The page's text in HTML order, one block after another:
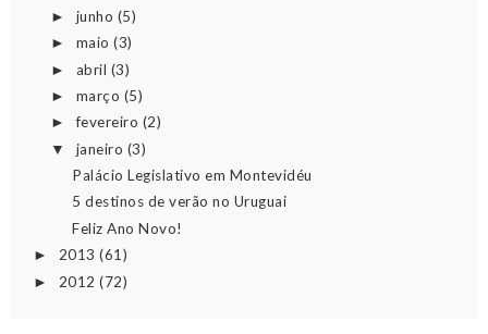
► junho (5)
► maio(3)
► abril (3)
► março (5)
►fevereiro (2)
▼ janeiro (3)
Palácio Legislativo em Montevidéu
5 destinos de verão no Uruguai
Feliz Ano Novo!
► 2013 (61)
► 2012 (72)